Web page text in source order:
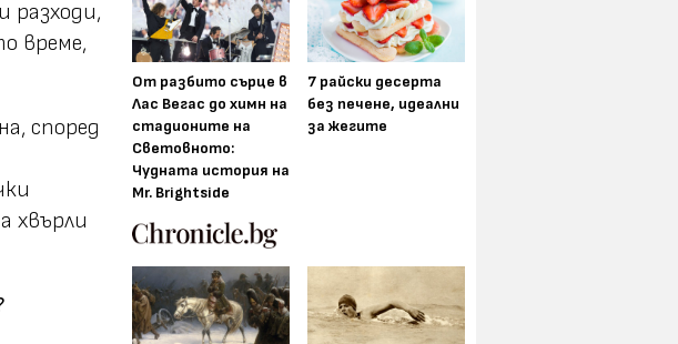
разходи,
време,
според
хвърли
От разбито сърце в
Лас Вегас до химн на
стадионите на
Световното:
Чудната история на
Mr. Brightside
7 райски десерта
без печене, идеални
за жегите